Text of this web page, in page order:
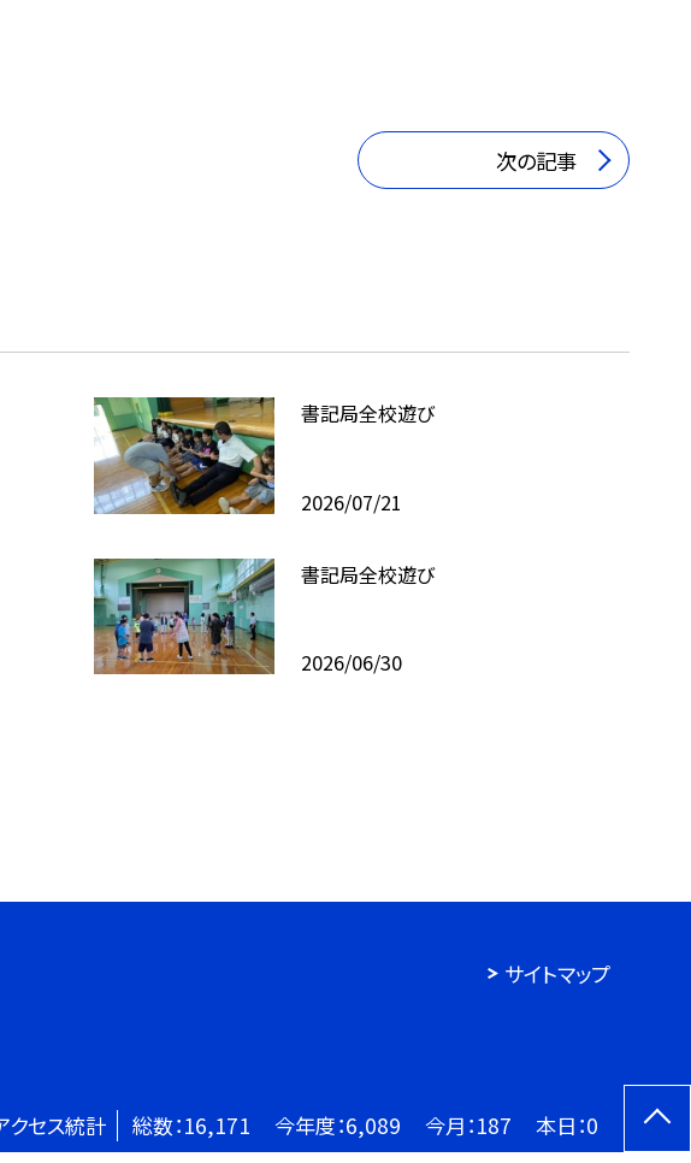
次の記事
書記局全校遊び
2026/07/21
書記局全校遊び
2026/06/30
サイトマップ
クセス統計 総数：16,171 今年度：6,089 今月：187 本日：0